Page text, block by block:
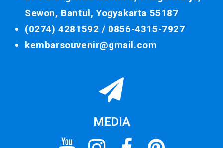
Sewon, Bantul, Yogyakarta 55187
(0274) 4281592 / 0856-4315-7927
kembarsouvenir@gmail.com
MEDIA